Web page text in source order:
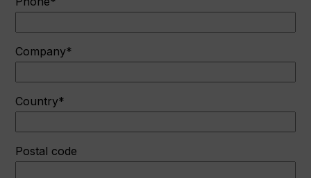
Company*
Country*
Postal code